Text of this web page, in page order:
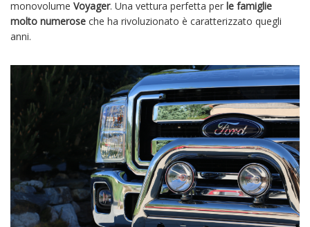
monovolume Voyager. Una vettura perfetta per le famiglie
molto numerose che ha rivoluzionato è caratterizzato quegli
anni.